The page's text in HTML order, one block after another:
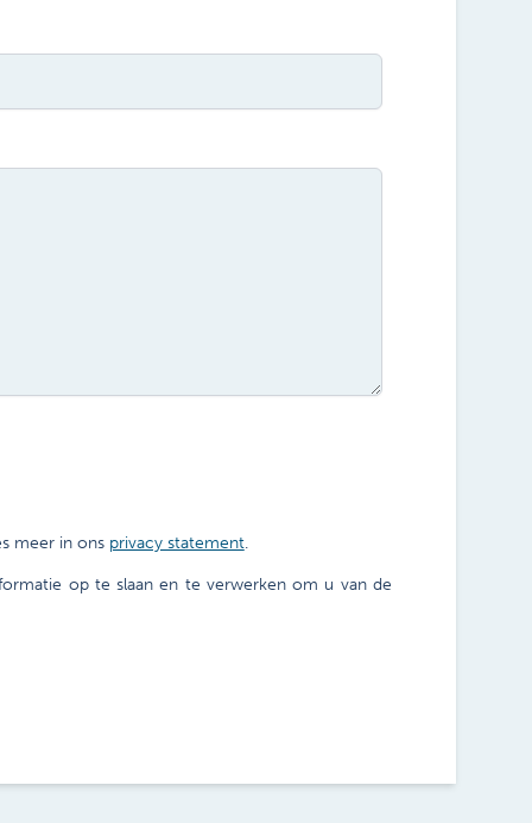
meer in ons privacy statement.
op te slaan en te verwerken om u van de